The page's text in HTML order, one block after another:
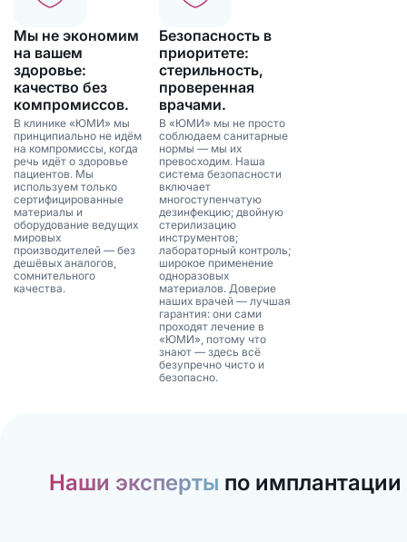
Мы не экономим
на вашем
здоровье:
качество без
компромиссов.
В клинике «ЮМИ» мы
принципиально не идём
на компромиссы, когда
речь идёт о здоровье
пациентов. Мы
используем только
сертифицированные
материалы и
оборудование ведущих
мировых
производителей — без
дешёвых аналогов,
сомнительного
качества.
Безопасность в
приоритете:
стерильность,
проверенная
врачами.
В «ЮМИ» мы не просто
соблюдаем санитарные
нормы — мы их
превосходим. Наша
система безопасности
включает
многоступенчатую
дезинфекцию; двойную
стерилизацию
инструментов;
лабораторный контроль;
широкое применение
одноразовых
материалов. Доверие
наших врачей — лучшая
гарантия: они сами
проходят лечение в
«ЮМИ», потому что
знают — здесь всё
безупречно чисто и
безопасно.
Наши эксперты по имплантации